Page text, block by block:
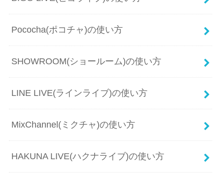
Pococha(ポコチャ)の使い方
SHOWROOM(ショールーム)の使い方
LINE LIVE(ラインライブ)の使い方
MixChannel(ミクチャ)の使い方
HAKUNA LIVE(ハクナライブ)の使い方